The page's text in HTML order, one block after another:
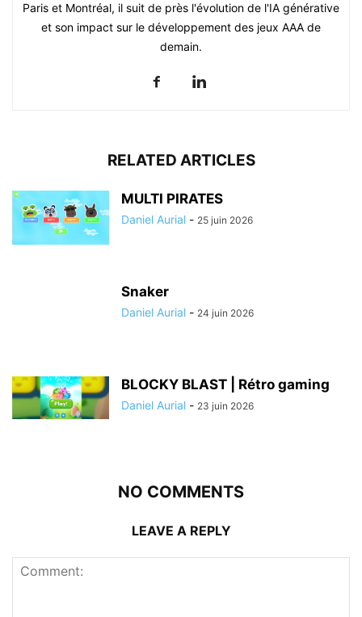
Paris et Montréal, il suit de près l'évolution de l'IA générative
et son impact sur le développement des jeux AAA de
demain.
RELATED ARTICLES
MULTI PIRATES
Daniel Aurial - 25 juin 2026
Snaker
Daniel Aurial - 24 juin 2026
BLOCKY BLAST | Rétro gaming
Daniel Aurial - 23 juin 2026
NO COMMENTS
LEAVE A REPLY